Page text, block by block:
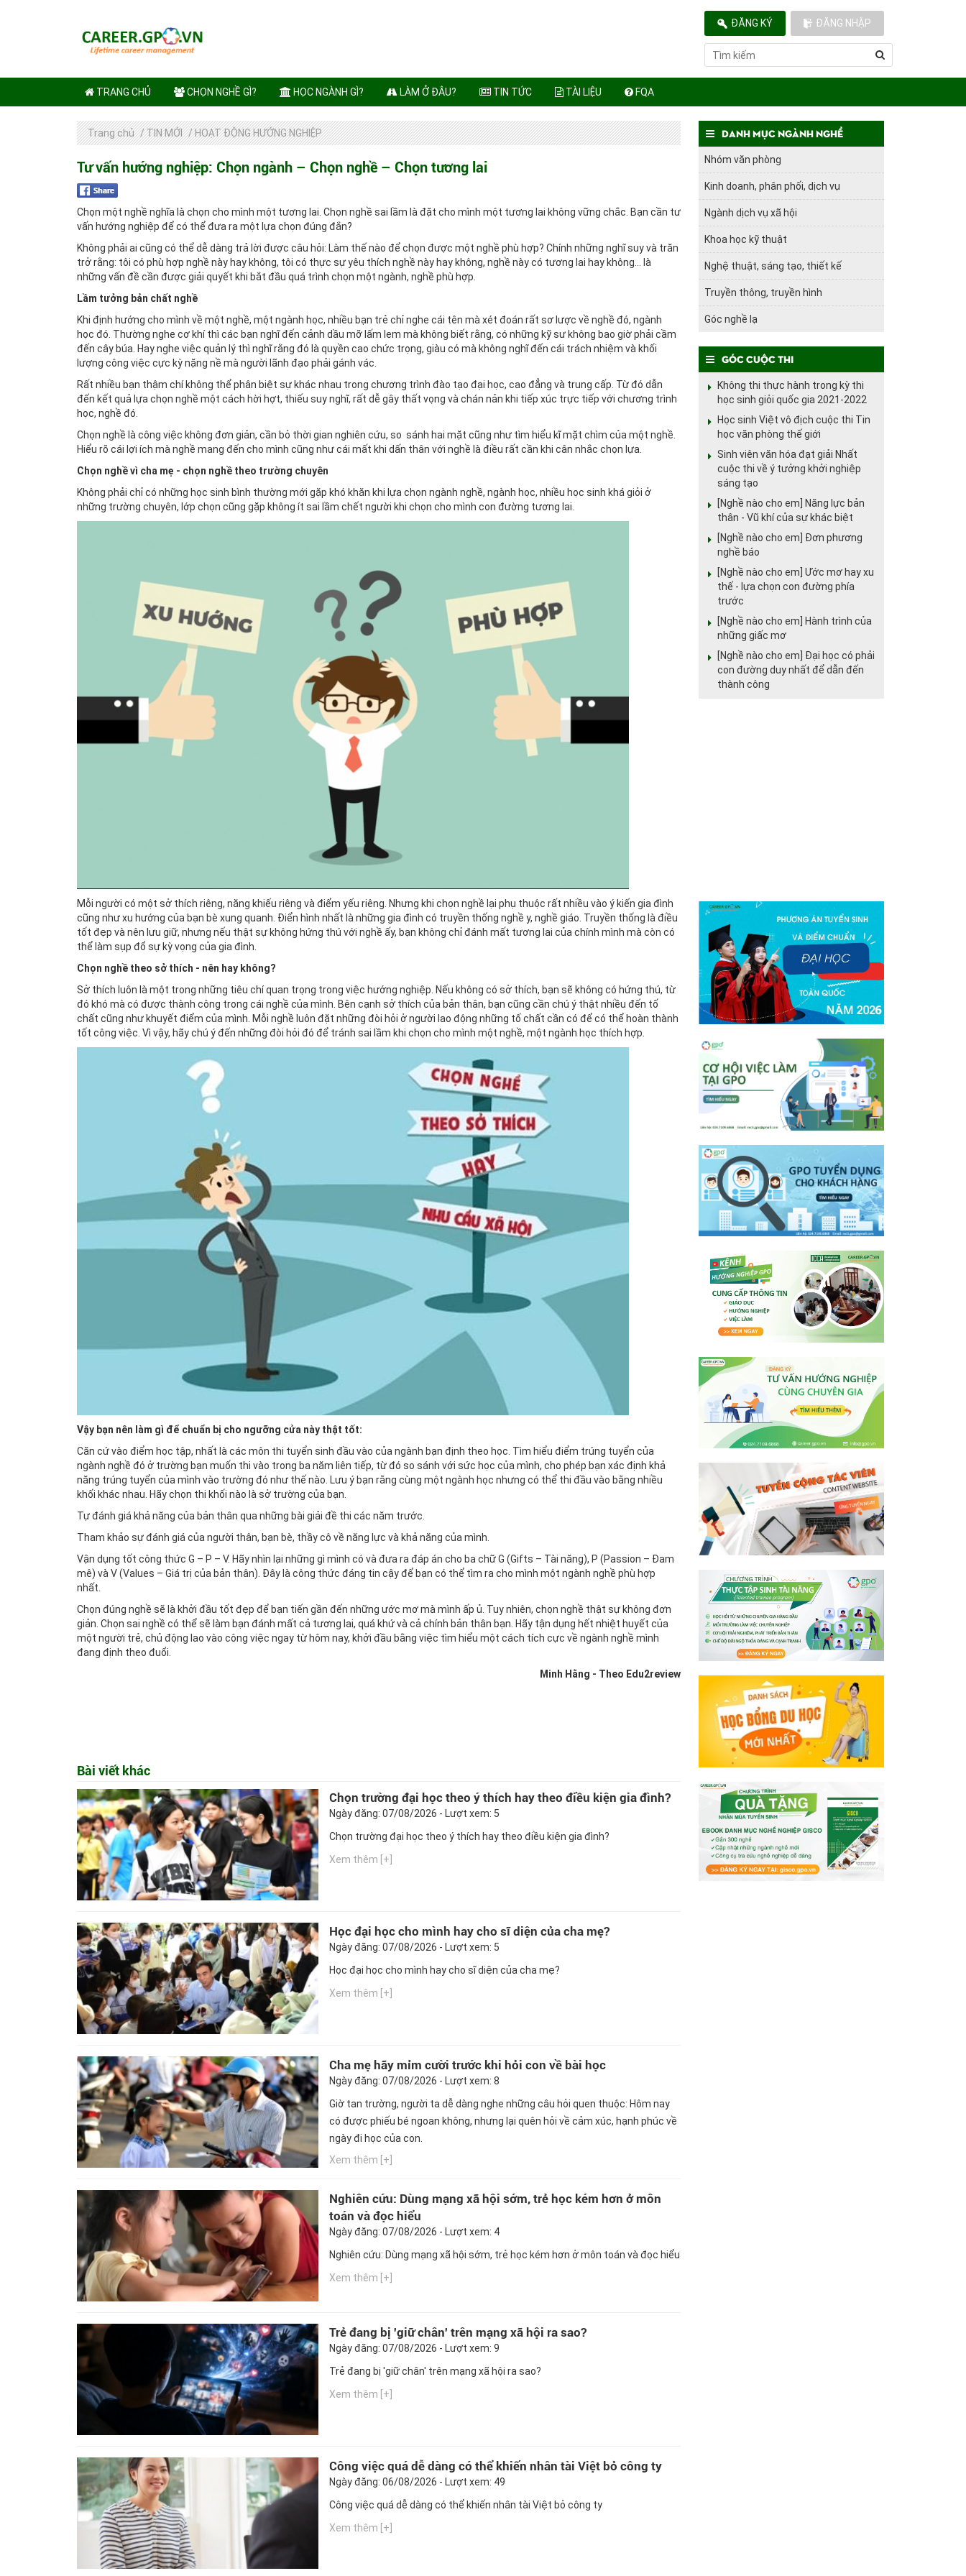
ĐĂNG KÝ ĐĂNG NHẬP
TRANG CHỦ CHỌN NGHỀ GÌ? HỌC NGÀNH GÌ? LÀM Ở ĐÂU? TIN TỨC TÀI LIỆU FQA
Trang chủ / TIN MỚI / HOẠT ĐỘNG HƯỚNG NGHIỆP
Tư vấn hướng nghiệp: Chọn ngành – Chọn nghề – Chọn tương lai
Chọn một nghề nghĩa là chọn cho mình một tương lai. Chọn nghề sai lầm là đặt cho mình một tương lai không vững chắc. Bạn cần tư
vấn hướng nghiệp để có thể đưa ra một lựa chọn đúng đắn?
Không phải ai cũng có thể dễ dàng trả lời được câu hỏi: Làm thế nào để chọn được một nghề phù hợp? Chính những nghĩ suy và trăn
trở rằng: tôi có phù hợp nghề này hay không, tôi có thực sự yêu thích nghề này hay không, nghề này có tương lai hay không… là
những vấn đề cần được giải quyết khi bắt đầu quá trình chọn một ngành, nghề phù hợp.
Lầm tưởng bản chất nghề
Khi định hướng cho mình về một nghề, một ngành học, nhiều bạn trẻ chỉ nghe cái tên mà xét đoán rất sơ lược về nghề đó, ngành
học đó. Thường nghe cơ khí thì các bạn nghĩ đến cảnh dầu mỡ lấm lem mà không biết rằng, có những kỹ sư không bao giờ phải cầm
đến cây búa. Hay nghe việc quản lý thì nghĩ rằng đó là quyền cao chức trọng, giàu có mà không nghĩ đến cái trách nhiệm và khối
lượng công việc cực kỳ nặng nề mà người lãnh đạo phải gánh vác.
Rất nhiều bạn thậm chí không thể phân biệt sự khác nhau trong chương trình đào tạo đại học, cao đẳng và trung cấp. Từ đó dẫn
đến kết quả lựa chọn nghề một cách hời hợt, thiếu suy nghĩ, rất dễ gây thất vọng và chán nản khi tiếp xúc trực tiếp với chương trình
học, nghề đó.
Chọn nghề là công việc không đơn giản, cần bỏ thời gian nghiên cứu, so sánh hai mặt cũng như tìm hiểu kĩ mặt chìm của một nghề.
Hiểu rõ cái lợi ích mà nghề mang đến cho mình cũng như cái mất khi dấn thân với nghề là điều rất cần khi cân nhắc chọn lựa.
Chọn nghề vì cha mẹ - chọn nghề theo trường chuyên
Không phải chỉ có những học sinh bình thường mới gặp khó khăn khi lựa chọn ngành nghề, ngành học, nhiều học sinh khá giỏi ở
những trường chuyên, lớp chọn cũng gặp không ít sai lầm chết người khi chọn cho mình con đường tương lai.
Mỗi người có một sở thích riêng, năng khiếu riêng và điểm yếu riêng. Nhưng khi chọn nghề lại phụ thuộc rất nhiều vào ý kiến gia đình
cũng như xu hướng của bạn bè xung quanh. Điển hình nhất là những gia đình có truyền thống nghề y, nghề giáo. Truyền thống là điều
tốt đẹp và nên lưu giữ, nhưng nếu thật sự không hứng thú với nghề ấy, bạn không chỉ đánh mất tương lai của chính mình mà còn có
thể làm sụp đổ sự kỳ vọng của gia đình.
Chọn nghề theo sở thích - nên hay không?
Sở thích luôn là một trong những tiêu chí quan trọng trong việc hướng nghiệp. Nếu không có sở thích, bạn sẽ không có hứng thú, từ
đó khó mà có được thành công trong cái nghề của mình. Bên cạnh sở thích của bản thân, bạn cũng cần chú ý thật nhiều đến tố
chất cũng như khuyết điểm của mình. Mỗi nghề luôn đặt những đòi hỏi ở người lao động những tố chất cần có để có thể hoàn thành
tốt công việc. Vì vậy, hãy chú ý đến những đòi hỏi đó để tránh sai lầm khi chọn cho mình một nghề, một ngành học thích hợp.
Vậy bạn nên làm gì để chuẩn bị cho ngưỡng cửa này thật tốt:
Căn cứ vào điểm học tập, nhất là các môn thi tuyển sinh đầu vào của ngành bạn định theo học. Tìm hiểu điểm trúng tuyển của
ngành nghề đó ở trường bạn muốn thi vào trong ba năm liên tiếp, từ đó so sánh với sức học của mình, cho phép bạn xác định khả
năng trúng tuyển của mình vào trường đó như thế nào. Lưu ý bạn rằng cùng một ngành học nhưng có thể thi đầu vào bằng nhiều
khối khác nhau. Hãy chọn thi khối nào là sở trường của bạn.
Tự đánh giá khả năng của bản thân qua những bài giải đề thi các năm trước.
Tham khảo sự đánh giá của người thân, bạn bè, thầy cô về năng lực và khả năng của mình.
Vận dụng tốt công thức G – P – V. Hãy nhìn lại những gì mình có và đưa ra đáp án cho ba chữ G (Gifts – Tài năng), P (Passion – Đam
mê) và V (Values – Giá trị của bản thân). Đây là công thức đáng tin cậy để bạn có thể tìm ra cho mình một ngành nghề phù hợp
nhất.
Chọn đúng nghề sẽ là khởi đầu tốt đẹp để bạn tiến gần đến những ước mơ mà mình ấp ủ. Tuy nhiên, chọn nghề thật sự không đơn
giản. Chọn sai nghề có thể sẽ làm bạn đánh mất cả tương lai, quá khứ và cả chính bản thân bạn. Hãy tận dụng hết nhiệt huyết của
một người trẻ, chủ động lao vào công việc ngay từ hôm nay, khởi đầu bằng việc tìm hiểu một cách tích cực về ngành nghề mình
đang định theo đuổi.
Minh Hằng - Theo Edu2review
Bài viết khác
Chọn trường đại học theo ý thích hay theo điều kiện gia đình?
Ngày đăng: 07/08/2026 - Lượt xem: 5
Chọn trường đại học theo ý thích hay theo điều kiện gia đình?
Xem thêm [+]
Học đại học cho mình hay cho sĩ diện của cha mẹ?
Ngày đăng: 07/08/2026 - Lượt xem: 5
Học đại học cho mình hay cho sĩ diện của cha mẹ?
Xem thêm [+]
Cha mẹ hãy mỉm cười trước khi hỏi con về bài học
Ngày đăng: 07/08/2026 - Lượt xem: 8
Giờ tan trường, người ta dễ dàng nghe những câu hỏi quen thuộc: Hôm nay
có được phiếu bé ngoan không, nhưng lại quên hỏi về cảm xúc, hạnh phúc về
ngày đi học của con.
Xem thêm [+]
Nghiên cứu: Dùng mạng xã hội sớm, trẻ học kém hơn ở môn
toán và đọc hiểu
Ngày đăng: 07/08/2026 - Lượt xem: 4
Nghiên cứu: Dùng mạng xã hội sớm, trẻ học kém hơn ở môn toán và đọc hiểu
Xem thêm [+]
Trẻ đang bị 'giữ chân' trên mạng xã hội ra sao?
Ngày đăng: 07/08/2026 - Lượt xem: 9
Trẻ đang bị 'giữ chân' trên mạng xã hội ra sao?
Xem thêm [+]
Công việc quá dễ dàng có thể khiến nhân tài Việt bỏ công ty
Ngày đăng: 06/08/2026 - Lượt xem: 49
Công việc quá dễ dàng có thể khiến nhân tài Việt bỏ công ty
Xem thêm [+]
Danh mục ngành nghề
Nhóm văn phòng
Kinh doanh, phân phối, dịch vụ
Ngành dịch vụ xã hội
Khoa học kỹ thuật
Nghệ thuật, sáng tạo, thiết kế
Truyền thông, truyền hình
Góc nghề lạ
Góc cuộc thi
Không thi thực hành trong kỳ thi
học sinh giỏi quốc gia 2021-2022
Học sinh Việt vô địch cuộc thi Tin
học văn phòng thế giới
Sinh viên văn hóa đạt giải Nhất
cuộc thi về ý tưởng khởi nghiệp
sáng tạo
[Nghề nào cho em] Năng lực bản
thân - Vũ khí của sự khác biệt
[Nghề nào cho em] Đơn phương
nghề báo
[Nghề nào cho em] Ước mơ hay xu
thế - lựa chọn con đường phía
trước
[Nghề nào cho em] Hành trình của
những giấc mơ
[Nghề nào cho em] Đại học có phải
con đường duy nhất để dẫn đến
thành công